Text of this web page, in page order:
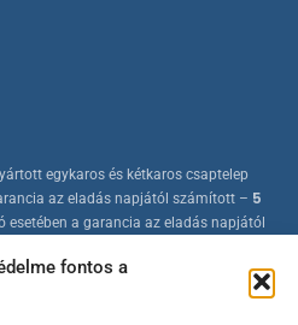
fontos a
egykaros és kétkaros csaptelep
az eladás napjától számított – 5
esetében a garancia az eladás napjától
folyamatos minőség-ellenőrzés